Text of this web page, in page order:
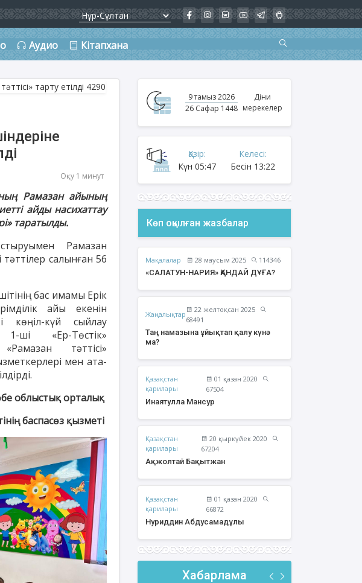
Аудио Кітапхана
Ақжолтай Бақытжан
Әбішев Қуаныш
Оқу 1 минут
Рамазан айының
айды насихаттау
таратылды.
Рамазан
салынған 56
бас имамы Ерік
айы екенін
көңіл-күй сыйлау
ші «Ер-Төстік»
тәттісі»
мен ата-
облыстық орталық
баспасөз қызметі
9 тамыз 2026
26 Сафар 1448
Діни
мерекелер
Қазір:
Күн 05:47
Келесі:
Бесін 13:22
Көп оқылған жазбалар
Мақалалар 28 маусым 2025
114346
«САЛАТУН-НАРИЯ» ҚАНДАЙ ДҰҒА?
Жаңалықтар
22 желтоқсан 2025
68491
Таң намазына ұйықтап қалу күнә
ма?
Қазақстан
қарилары
01 қазан 2020
67504
Инаятулла Мансур
Қазақстан
қарилары
20 қыркүйек 2020
67204
Ақжолтай Бақытжан
Қазақстан
қарилары
01 қазан 2020
66872
Нуриддин Абдусамадұлы
Хабарлама